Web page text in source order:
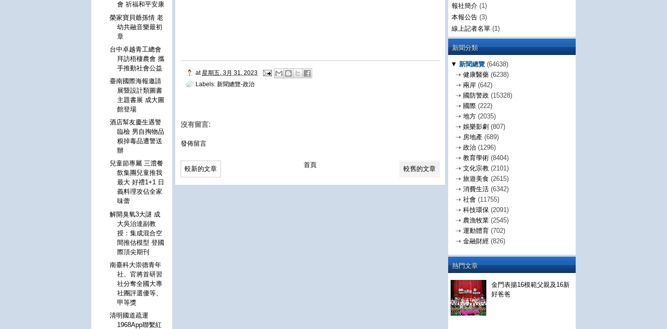
報社簡介 (1)
本報公告 (3)
線上記者名單 (1)
新聞分類
▼ 新聞總覽 (64638)
⇢ 健康醫藥 (6238)
⇢ 兩岸 (642)
⇢ 國防警政 (15328)
⇢ 國際 (222)
⇢ 地方 (2035)
⇢ 娛樂影劇 (807)
⇢ 房地產 (689)
⇢ 政治 (1296)
⇢ 教育學術 (8404)
⇢ 文化宗教 (2101)
⇢ 旅遊美食 (2615)
⇢ 消費生活 (6342)
⇢ 社會 (11755)
⇢ 科技環保 (2091)
⇢ 農漁牧業 (2545)
⇢ 運動體育 (702)
⇢ 金融財經 (826)
熱門文章
金門表揚16模範父親及16新
好爸爸
at 星期五, 3月 31, 2023
Labels: 新聞總覽-政治
沒有留言:
發佈留言
較新的文章 較舊的文章
首頁
會 祈福和平安康
榮家寶貝爺孫情 老
幼共融音樂最初
章
台中卓越青工總會
拜訪梧棲農會 攜
手推動社會公益
臺南國際海報邀請
展暨設計類圖書
主題書展 成大圖
館登場
酒店幫友慶生遇警
臨檢 男自掏物品
糗掉毒品遭警送
辦
兒童節專屬 三澧餐
飲集團兒童推我
最大 好禮1+1 日
義料理攻佔全家
味蕾
解開臭氧3大謎 成
大吳治達副教
授：集成混合空
間推估模型 登國
際頂尖期刊
南臺科大崇德青年
社、官將首研習
社分奪全國大專
社團評選優等、
甲等獎
清明國道疏運
1968App聯繫紅